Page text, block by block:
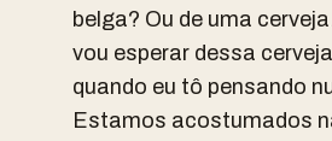
belga? Ou de uma
vou esperar dessa
quando eu tô pensando
Estamos acostumados